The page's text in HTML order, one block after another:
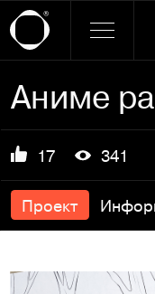
17 341
Проект